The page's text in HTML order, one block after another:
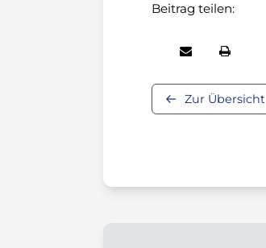
Beitrag teilen:
Zur Übersicht